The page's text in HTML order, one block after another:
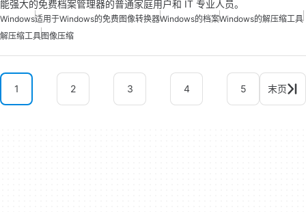
能强大的免费档案管理器的普通家庭用户和 IT 专业人员。
Windows适用于Windows的免费图像转换器Windows的档案Windows的解压缩工具
解压缩工具图像压缩
1 2 3 4 5 末页